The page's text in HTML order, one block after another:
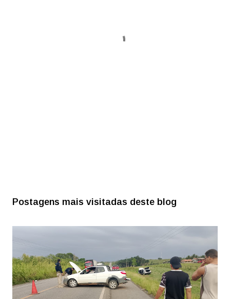
Postagens mais visitadas deste blog